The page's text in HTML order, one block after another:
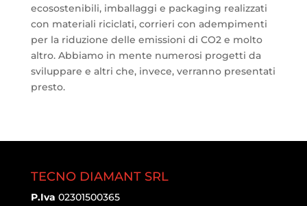
ecosostenibili, imballaggi e packaging realizzati
con materiali riciclati, corrieri con adempimenti
per la riduzione delle emissioni di CO2 e molto
altro. Abbiamo in mente numerosi progetti da
sviluppare e altri che, invece, verranno presentati
presto.
TECNO DIAMANT SRL
P.Iva 02301500365